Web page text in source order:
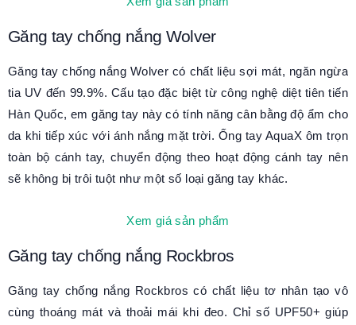
Găng tay chống nắng Wolver
Găng tay chống nắng Wolver có chất liệu sợi mát, ngăn ngừa
tia UV đến 99.9%. Cấu tạo đặc biệt từ công nghệ diệt tiên tiến
Hàn Quốc, em găng tay này có tính năng cân bằng độ ẩm cho
da khi tiếp xúc với ánh nắng mặt trời. Ống tay AquaX ôm trọn
toàn bộ cánh tay, chuyển động theo hoạt động cánh tay nên
sẽ không bị trôi tuột như một số loại găng tay khác.
Xem giá sản phẩm
Găng tay chống nắng Rockbros
Găng tay chống nắng Rockbros có chất liệu tơ nhân tạo vô
cùng thoáng mát và thoải mái khi đeo. Chỉ số UPF50+ giúp